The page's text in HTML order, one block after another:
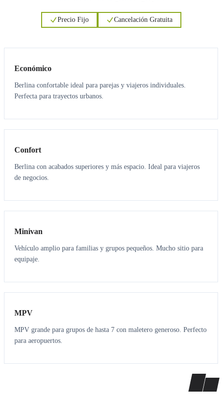
Precio Fijo Cancelación Gratuita
Económico
Berlina confortable ideal para parejas y viajeros individuales.
Perfecta para trayectos urbanos.
3 3
Confort
Berlina con acabados superiores y más espacio. Ideal para viajeros
de negocios.
6 5
Minivan
Vehículo amplio para familias y grupos pequeños. Mucho sitio para
equipaje.
7 7
MPV
MPV grande para grupos de hasta 7 con maletero generoso. Perfecto
para aeropuertos.